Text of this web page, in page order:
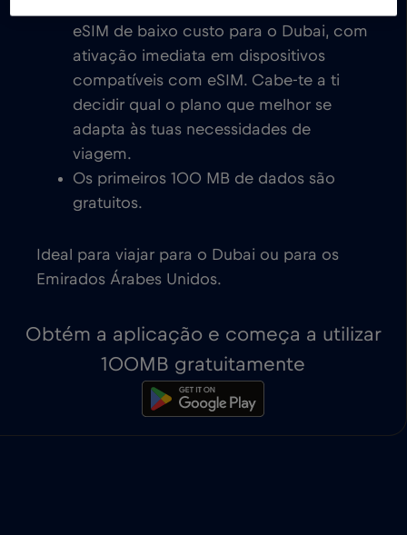
eSIM de baixo custo para o Dubai, com
ativação imediata em dispositivos
compatíveis com eSIM. Cabe-te a ti
decidir qual o plano que melhor se
adapta às tuas necessidades de
viagem.
Os primeiros 100 MB de dados são
gratuitos.
Ideal para viajar para o Dubai ou para os
Emirados Árabes Unidos.
Obtém a aplicação e começa a utilizar
100MB gratuitamente